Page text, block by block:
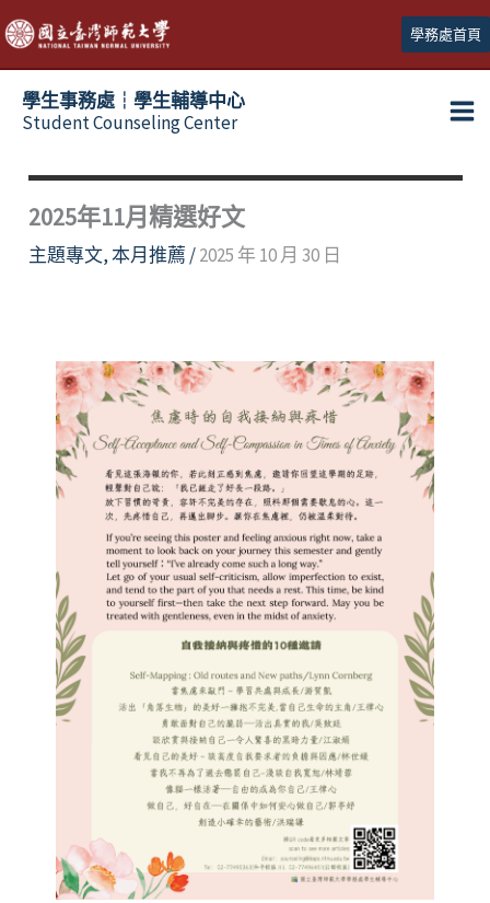
跳
至
主
學務處首頁
學生事務處┆學生輔導中心
Student Counseling Center
2025年11月精選好文
主題專文,本月推薦 /2025 年 10 月 30 日